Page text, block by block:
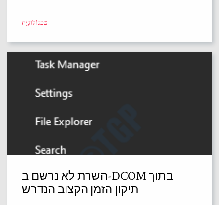
טֶכנוֹלוֹגִיָה
השרת לא נרשם ב-DCOM בתוך
תיקון הזמן הקצוב הנדרש